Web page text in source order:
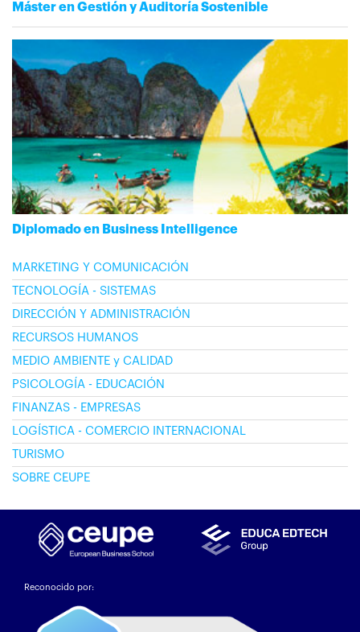
Máster en Gestión y Auditoría Sostenible
Diplomado en Business Intelligence
MARKETING Y COMUNICACIÓN
TECNOLOGÍA - SISTEMAS
DIRECCIÓN Y ADMINISTRACIÓN
RECURSOS HUMANOS
MEDIO AMBIENTE y CALIDAD
PSICOLOGÍA - EDUCACIÓN
FINANZAS - EMPRESAS
LOGÍSTICA - COMERCIO INTERNACIONAL
TURISMO
SOBRE CEUPE
Reconocido por: